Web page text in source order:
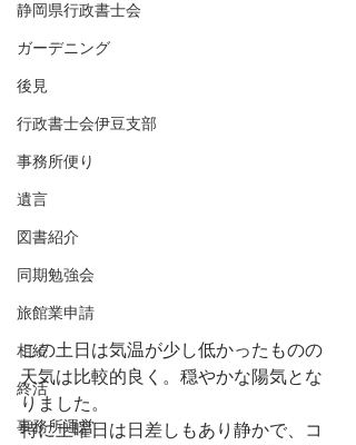
静岡県行政書士会
ガーデニング
後見
行政書士会伊豆支部
事務所便り
遺言
図書紹介
同期勉強会
旅館業申請
相続
終活
事務所運営
この土日は気温が少し低かったものの
天気は比較的良く。穏やかな陽気とな
りました。
特に土曜日は日差しもあり静かで、コ